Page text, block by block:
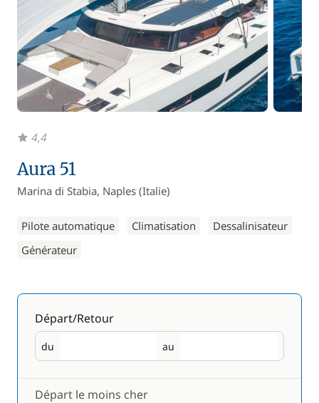
Aura 51
Marina di Stabia, Naples (Italie)
Pilote automatique Climatisation
Dessalinisateur
Générateur
4,4
Départ/Retour
du
Départ au
Retour
Départ le moins cher